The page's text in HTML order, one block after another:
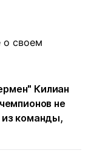
Килиан
не
из команды,